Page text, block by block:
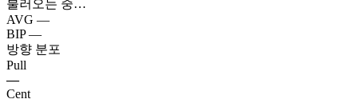
불러오는 중…
AVG —
BIP —
방향 분포
Pull
—
Cent